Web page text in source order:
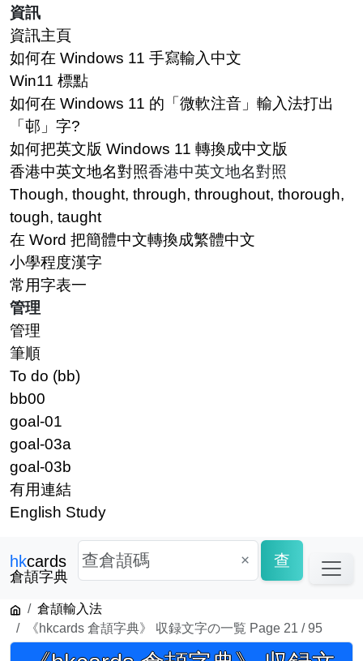
資訊
資訊主頁
如何在 Windows 11 手寫輸入中文
Win11 標點
如何在 Windows 11 的「微軟注音」輸入法打出
「邨」字?
如何把英文版 Windows 11 轉換成中文版
香港中英文地名對照香港中英文地名對照
Though, thought, through, throughout, thorough,
tough, taught
在 Word 把簡體中文轉換成繁體中文
小學程度漢字
常用字表一
管理
管理
筆順
To do (bb)
bb00
goal-01
goal-03a
goal-03b
有用連結
English Study
hkcards
倉頡字典
× 查
倉頡輸入法
《hkcards 倉頡字典》 収録文字の一覧 Page 21 / 95